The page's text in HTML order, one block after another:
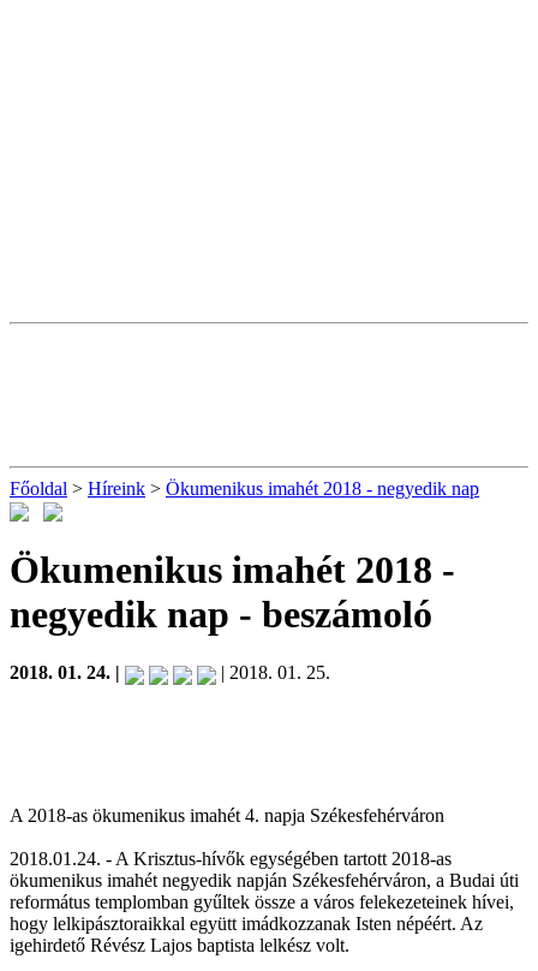
Főoldal > Híreink > Ökumenikus imahét 2018 - negyedik nap
Ökumenikus imahét 2018 -
negyedik nap - beszámoló
2018. 01. 24. | | 2018. 01. 25.
A 2018-as ökumenikus imahét 4. napja Székesfehérváron
2018.01.24. - A Krisztus-hívők egységében tartott 2018-as
ökumenikus imahét negyedik napján Székesfehérváron, a Budai úti
református templomban gyűltek össze a város felekezeteinek hívei,
hogy lelkipásztoraikkal együtt imádkozzanak Isten népéért. Az
igehirdető Révész Lajos baptista lelkész volt.